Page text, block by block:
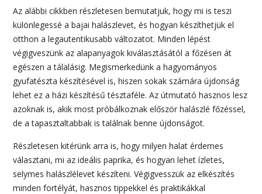
Az alábbi cikkben részletesen bemutatjuk, hogy mi is teszi
különlegessé a bajai halászlevet, és hogyan készíthetjük el
otthon a legautentikusabb változatot. Minden lépést
végigveszünk az alapanyagok kiválasztásától a főzésen át
egészen a tálalásig. Megismerkedünk a hagyományos
gyufatészta készítésével is, hiszen sokak számára újdonság
lehet ez a házi készítésű tésztaféle. Az útmutató hasznos lesz
azoknak is, akik most próbálkoznak először halászlé főzéssel,
de a tapasztaltabbak is találnak benne újdonságot.
Részletesen kitérünk arra is, hogy milyen halat érdemes
választani, mi az ideális paprika, és hogyan lehet ízletes,
selymes halászlélevet készíteni. Végigvesszük az elkészítés
minden fortélyát, hasznos tippekkel és praktikákkal